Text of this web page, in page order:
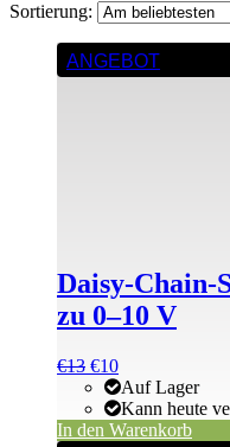
sortiert
ANGEBOT
Daisy-Chain-
zu 0–10 V
Ursprünglicher
Preis
war:
€13
€13Aktueller
Preis
ist:
€13.
€10
Auf Lager
Kann heute
In den Warenkorb